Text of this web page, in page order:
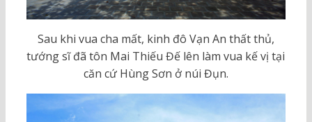
Sau khi vua cha mất, kinh đô Vạn An thất thủ,
tướng sĩ đã tôn Mai Thiếu Đế lên làm vua kế vị tại
căn cứ Hùng Sơn ở núi Đụn.